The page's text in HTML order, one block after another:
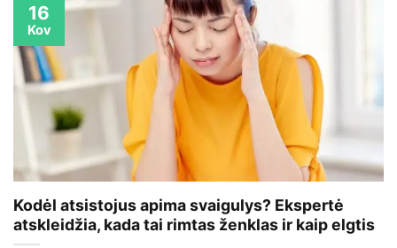
Kodėl atsistojus apima svaigulys? Ekspertė
atskleidžia, kada tai rimtas ženklas ir kaip elgtis
16
Kov